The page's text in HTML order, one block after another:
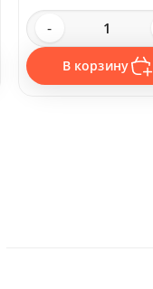
-
В корзину